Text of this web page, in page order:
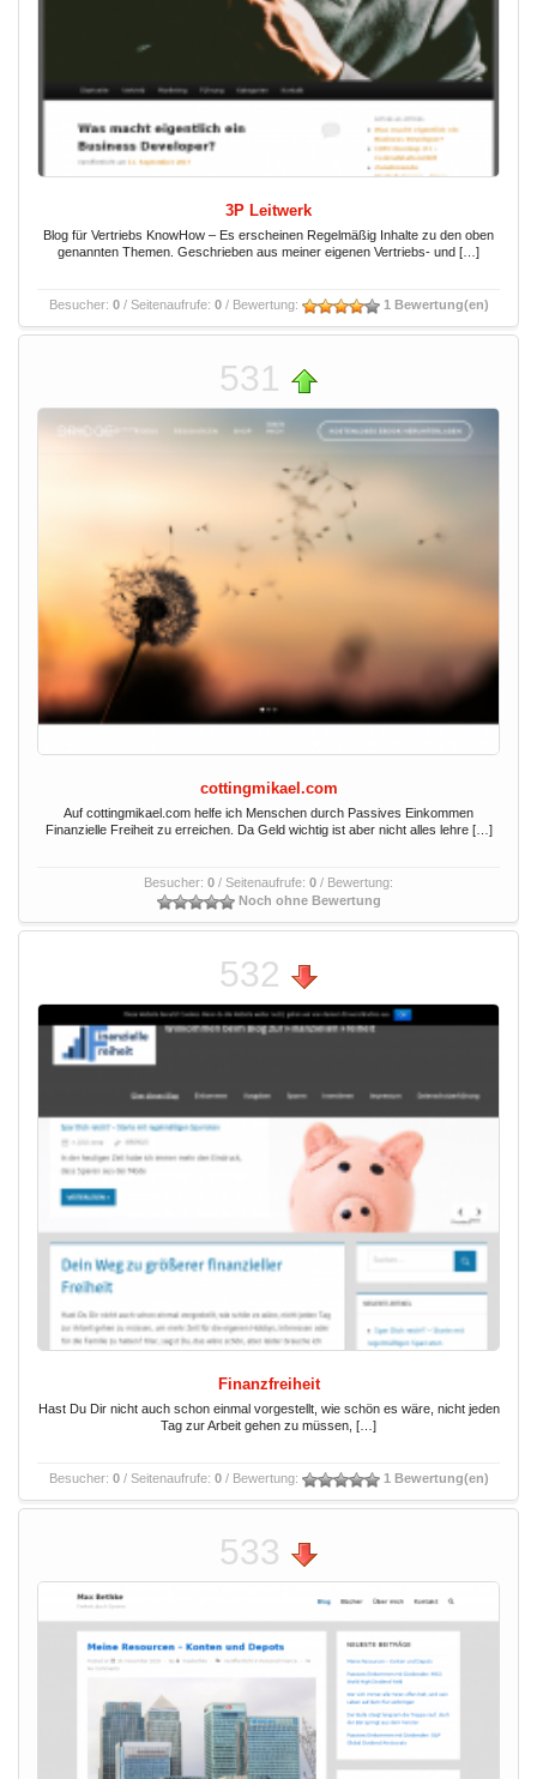
3P Leitwerk
Blog für Vertriebs KnowHow – Es erscheinen Regelmäßig Inhalte zu den oben
genannten Themen. Geschrieben aus meiner eigenen Vertriebs- und […]
Besucher: 0/ Seitenaufrufe: 0/ Bewertung: 1 Bewertung(en)
531
cottingmikael.com
Auf cottingmikael.com helfe ich Menschen durch Passives Einkommen
Finanzielle Freiheit zu erreichen. Da Geld wichtig ist aber nicht alles lehre […]
Besucher: 0 / Seitenaufrufe: 0 / Bewertung:
Noch ohne Bewertung
532
Finanzfreiheit
Hast Du Dir nicht auch schon einmal vorgestellt, wie schön es wäre, nicht jeden
Tag zur Arbeit gehen zu müssen, […]
Besucher: 0/ Seitenaufrufe: 0/ Bewertung: 1 Bewertung(en)
533